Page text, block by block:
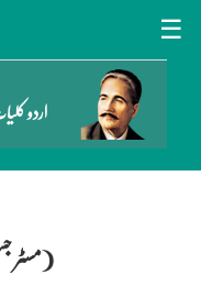
☰
اردو
(مسٹر جسٹس شاہ دین مرحوم)